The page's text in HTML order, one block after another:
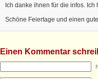
Ich danke ihnen für die infos.
Schöne Feiertage und einen
Einen Kommentar